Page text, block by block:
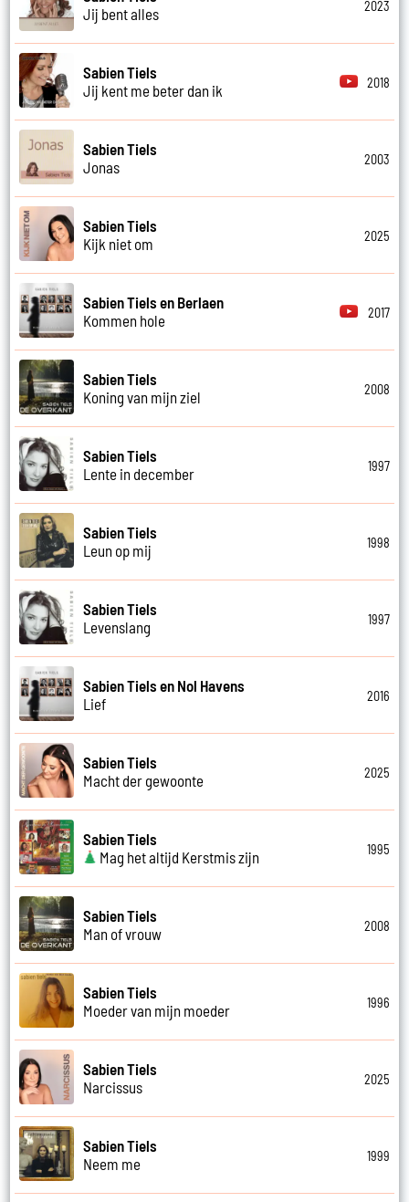
Jij bent alles
2023
Sabien Tiels
Jij kent me beter dan ik
2018
Sabien Tiels
Jonas
2003
Sabien Tiels
Kijk niet om
2025
Sabien Tiels en Berlaen
Kommen hole
2017
Sabien Tiels
Koning van mijn ziel
2008
Sabien Tiels
Lente in december
1997
Sabien Tiels
Leun op mij
1998
Sabien Tiels
Levenslang
1997
Sabien Tiels en Nol Havens
Lief
2016
Sabien Tiels
Macht der gewoonte
2025
Sabien Tiels
Mag het altijd Kerstmis zijn
1995
Sabien Tiels
Man of vrouw
2008
Sabien Tiels
Moeder van mijn moeder
1996
Sabien Tiels
Narcissus
2025
Sabien Tiels
Neem me
1999